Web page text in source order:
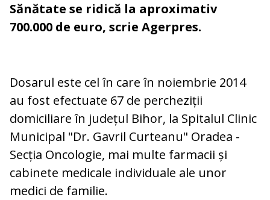
Sănătate se ridică la aproximativ
700.000 de euro, scrie Agerpres.
Dosarul este cel în care în noiembrie 2014
au fost efectuate 67 de percheziții
domiciliare în județul Bihor, la Spitalul Clinic
Municipal "Dr. Gavril Curteanu" Oradea -
Secția Oncologie, mai multe farmacii și
cabinete medicale individuale ale unor
medici de familie.